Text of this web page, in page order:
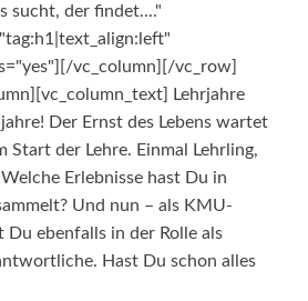
sucht, der findet...."
vc_column][/vc_row]
Lehrjahre
Der Ernst des Lebens wartet
Start der Lehre. Einmal Lehrling,
Erlebnisse hast Du in
Und nun – als KMU-
Du ebenfalls in der Rolle als
Hast Du schon alles